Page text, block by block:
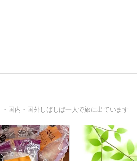
国内・国外しばしば一人で旅に出ています